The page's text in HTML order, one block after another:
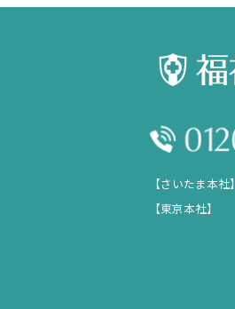
【さいたま本社】
【東京本社】